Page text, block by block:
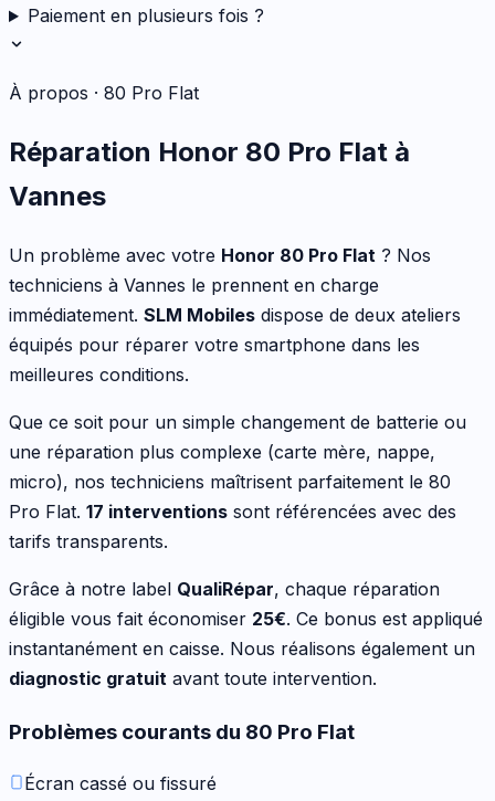
Paiement en plusieurs fois ?
À propos · 80 Pro Flat
Réparation Honor 80 Pro Flat à
Vannes
Un problème avec votre Honor 80 Pro Flat ? Nos
techniciens à Vannes le prennent en charge
immédiatement. SLM Mobiles dispose de deux ateliers
équipés pour réparer votre smartphone dans les
meilleures conditions.
Que ce soit pour un simple changement de batterie ou
une réparation plus complexe (carte mère, nappe,
micro), nos techniciens maîtrisent parfaitement le 80
Pro Flat. 17 interventions sont référencées avec des
tarifs transparents.
Grâce à notre label QualiRépar, chaque réparation
éligible vous fait économiser 25€. Ce bonus est appliqué
instantanément en caisse. Nous réalisons également un
diagnostic gratuit avant toute intervention.
Problèmes courants du 80 Pro Flat
Écran cassé ou fissuré